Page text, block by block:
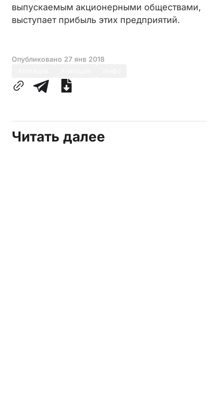
выпускаемым акционерными обществами,
выступает прибыль этих предприятий.
Опубликовано 27 янв 2018
Читать далее